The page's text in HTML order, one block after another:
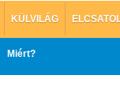
KÜLVILÁG
Miért?